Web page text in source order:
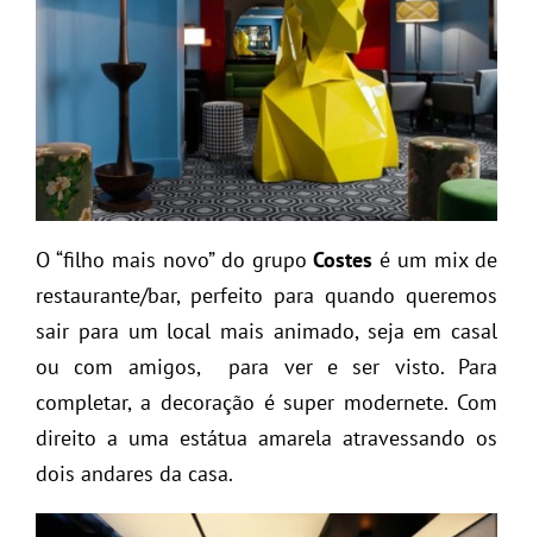
O “filho mais novo” do grupoCostes é um mix de
restaurante/bar, perfeito para quando queremos
sair para um local mais animado, seja em casal
ou com amigos, para ver e ser visto. Para
completar, a decoração é super modernete. Com
direito a uma estátua amarela atravessando os
dois andares da casa.